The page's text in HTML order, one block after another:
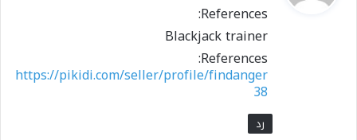
ل
References:
Blackjack trainer
References:
https://pikidi.com/seller/profile/findanger
38
رد